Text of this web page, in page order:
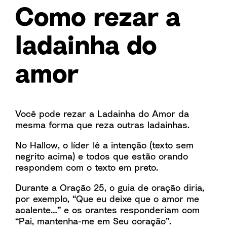
Como rezar a
ladainha do
amor
Você pode rezar a Ladainha do Amor da
mesma forma que reza outras ladainhas.
No Hallow, o líder lê a intenção (texto sem
negrito acima) e todos que estão orando
respondem com o texto em preto.
Durante a Oração 25, o guia de oração diria,
por exemplo, “Que eu deixe que o amor me
acalente…” e os orantes responderiam com
“Pai, mantenha-me em Seu coração”.